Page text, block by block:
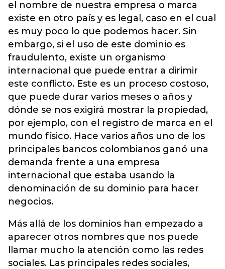
el nombre de nuestra empresa o marca
existe en otro país y es legal, caso en el cual
es muy poco lo que podemos hacer. Sin
embargo, si el uso de este dominio es
fraudulento, existe un organismo
internacional que puede entrar a dirimir
este conflicto. Este es un proceso costoso,
que puede durar varios meses o años y
dónde se nos exigirá mostrar la propiedad,
por ejemplo, con el registro de marca en el
mundo físico. Hace varios años uno de los
principales bancos colombianos ganó una
demanda frente a una empresa
internacional que estaba usando la
denominación de su dominio para hacer
negocios.
Más allá de los dominios han empezado a
aparecer otros nombres que nos puede
llamar mucho la atención como las redes
sociales. Las principales redes sociales,